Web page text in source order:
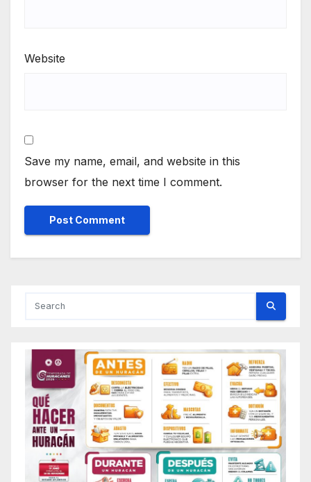
Website
Save my name, email, and website in this
browser for the next time I comment.